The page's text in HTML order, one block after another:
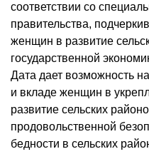
соответствии со
правительства,
женщин в развитие
государственной
Дата дает возможность
и вкладе женщин в
развитие сельских
продовольственной
бедности в сельских